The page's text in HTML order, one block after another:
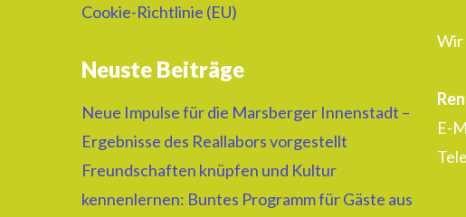
Cookie-Richtlinie (EU)
Neuste Beiträge
Neue Impulse für die Marsberger Innenstadt –
Ergebnisse des Reallabors vorgestellt
Freundschaften knüpfen und Kultur
kennenlernen: Buntes Programm für Gäste aus
Wir
E-